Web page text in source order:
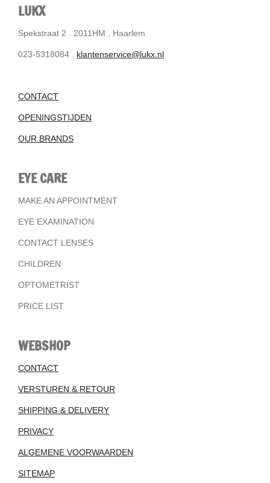
LUKX
Spekstraat 2 . 2011HM . Haarlem
023-5318084 . klantenservice@lukx.nl
CONTACT
OPENINGSTIJDEN
OUR BRANDS
EYE CARE
MAKE AN APPOINTMENT
EYE EXAMINATION
CONTACT LENSES
CHILDREN
OPTOMETRIST
PRICE LIST
WEBSHOP
CONTACT
VERSTUREN & RETOUR
SHIPPING & DELIVERY
PRIVACY
ALGEMENE VOORWAARDEN
SITEMAP